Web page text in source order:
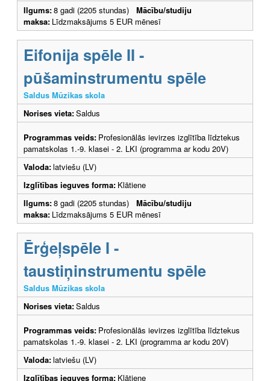
Ilgums:8 gadi (2205 stundas) Mācību/studiju
maksa: Līdzmaksājums 5 EUR mēnesī
Eifonija spēle II -
pūšaminstrumentu spēle
Saldus Mūzikas skola
Norises vieta:Saldus
Programmas veids: Profesionālās ievirzes izglītība līdztekus
pamatskolas 1.-9. klasei - 2. LKI (programma ar kodu 20V)
Valoda:latviešu (LV)
Izglītības ieguves forma: Klātiene
Ilgums:8 gadi (2205 stundas) Mācību/studiju
maksa: Līdzmaksājums 5 EUR mēnesī
Ērģeļspēle I -
taustiņinstrumentu spēle
Saldus Mūzikas skola
Norises vieta:Saldus
Programmas veids: Profesionālās ievirzes izglītība līdztekus
pamatskolas 1.-9. klasei - 2. LKI (programma ar kodu 20V)
Valoda:latviešu (LV)
Izglītības ieguves forma: Klātiene